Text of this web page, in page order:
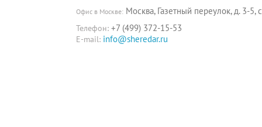
Офис в Москве: Москва, Газетный переулок, д. 3-5,
Телефон: +7 (499) 372-15-53
E-mail: info@sheredar.ru